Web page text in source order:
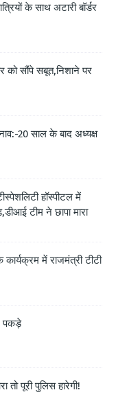
के साथ अटारी बॉर्डर
को सौंपे सबूत,निशाने पर
20 साल के बाद अध्यक्ष
हॉस्पीटल में
टीम ने छापा मारा
में राजमंत्री टीटी
पकड़े
तो पूरी पुलिस हारेगी!